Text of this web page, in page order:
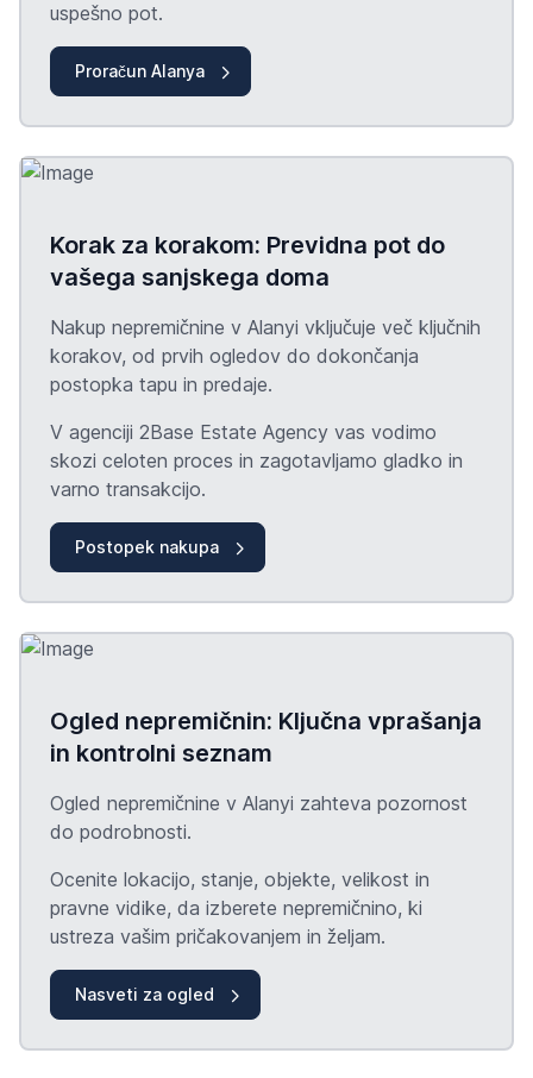
uspešno pot.
Proračun Alanya
Korak za korakom: Previdna pot do
vašega sanjskega doma
Nakup nepremičnine v Alanyi vključuje več ključnih
korakov, od prvih ogledov do dokončanja
postopka tapu in predaje.
V agenciji 2Base Estate Agency vas vodimo
skozi celoten proces in zagotavljamo gladko in
varno transakcijo.
Postopek nakupa
Ogled nepremičnin: Ključna vprašanja
in kontrolni seznam
Ogled nepremičnine v Alanyi zahteva pozornost
do podrobnosti.
Ocenite lokacijo, stanje, objekte, velikost in
pravne vidike, da izberete nepremičnino, ki
ustreza vašim pričakovanjem in željam.
Nasveti za ogled